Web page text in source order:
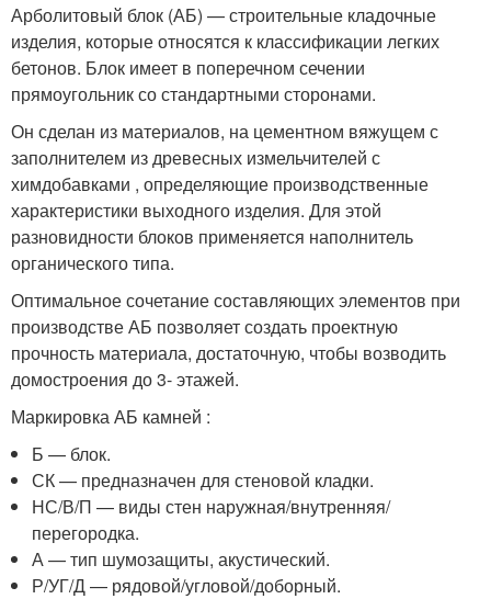
Арболитовый блок (АБ) — строительные кладочные
изделия, которые относятся к классификации легких
бетонов. Блок имеет в поперечном сечении
прямоугольник со стандартными сторонами.
Он сделан из материалов, на цементном вяжущем с
заполнителем из древесных измельчителей с
химдобавками , определяющие производственные
характеристики выходного изделия. Для этой
разновидности блоков применяется наполнитель
органического типа.
Оптимальное сочетание составляющих элементов при
производстве АБ позволяет создать проектную
прочность материала, достаточную, чтобы возводить
домостроения до 3- этажей.
Маркировка АБ камней :
Б — блок.
СК — предназначен для стеновой кладки.
НС/В/П — виды стен наружная/внутренняя/
перегородка.
А — тип шумозащиты, акустический.
Р/УГ/Д — рядовой/угловой/доборный.